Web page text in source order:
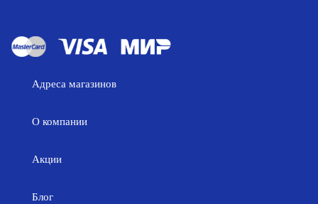
Адреса магазинов
О компании
Акции
Блог